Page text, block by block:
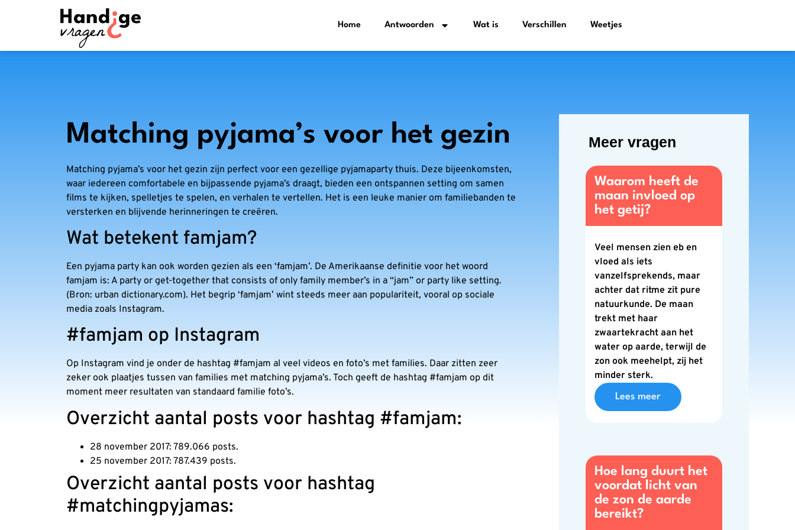
Home Antwoorden Wat is Verschillen Weetjes
Matching pyjama’s voor het gezin
Matching pyjama’s voor het gezin zijn perfect voor een gezellige pyjamaparty thuis. Deze bijeenkomsten,
waar iedereen comfortabele en bijpassende pyjama’s draagt, bieden een ontspannen setting om samen
films te kijken, spelletjes te spelen, en verhalen te vertellen. Het is een leuke manier om familiebanden te
versterken en blijvende herinneringen te creëren.
Wat betekent famjam?
Een pyjama party kan ook worden gezien als een ‘famjam’. De Amerikaanse definitie voor het woord
famjam is: A party or get-together that consists of only family member’s in a “jam” or party like setting.
(Bron: urban dictionary.com). Het begrip ‘famjam’ wint steeds meer aan populariteit, vooral op sociale
media zoals Instagram.
#famjam op Instagram
Op Instagram vind je onder de hashtag #famjam al veel videos en foto’s met families. Daar zitten zeer
zeker ook plaatjes tussen van families met matching pyjama’s. Toch geeft de hashtag #famjam op dit
moment meer resultaten van standaard familie foto’s.
Overzicht aantal posts voor hashtag #famjam:
28 november 2017: 789.066 posts.
25 november 2017: 787.439 posts.
Overzicht aantal posts voor hashtag
#matchingpyjamas:
Meer vragen
Waarom heeft de
maan invloed op
het getij?
Veel mensen zien eb en
vloed als iets
vanzelfsprekends, maar
achter dat ritme zit pure
natuurkunde. De maan
trekt met haar
zwaartekracht aan het
water op aarde, terwijl de
zon ook meehelpt, zij het
minder sterk.
Lees meer
Hoe lang duurt het
voordat licht van
de zon de aarde
bereikt?